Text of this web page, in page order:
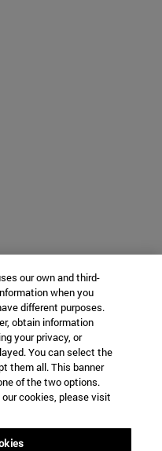
our own and third-
when you
different purposes.
obtain information
your privacy, or
You can select the
them all. This banner
of the two options.
cookies, please visit